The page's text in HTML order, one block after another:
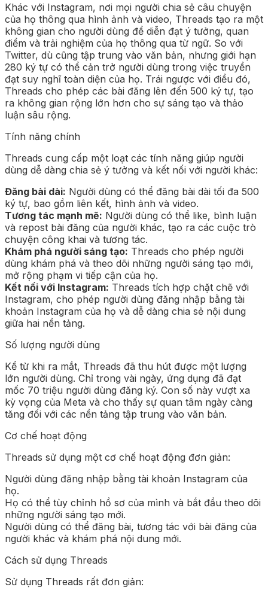
Khác với Instagram, nơi mọi người chia sẻ câu chuyện
của họ thông qua hình ảnh và video, Threads tạo ra một
không gian cho người dùng để diễn đạt ý tưởng, quan
điểm và trải nghiệm của họ thông qua từ ngữ. So với
Twitter, dù cũng tập trung vào văn bản, nhưng giới hạn
280 ký tự có thể cản trở người dùng trong việc truyền
đạt suy nghĩ toàn diện của họ. Trái ngược với điều đó,
Threads cho phép các bài đăng lên đến 500 ký tự, tạo
ra không gian rộng lớn hơn cho sự sáng tạo và thảo
luận sâu rộng.
Tính năng chính
Threads cung cấp một loạt các tính năng giúp người
dùng dễ dàng chia sẻ ý tưởng và kết nối với người khác:
Đăng bài dài: Người dùng có thể đăng bài dài tối đa 500
ký tự, bao gồm liên kết, hình ảnh và video.
Tương tác mạnh mẽ: Người dùng có thể like, bình luận
và repost bài đăng của người khác, tạo ra các cuộc trò
chuyện công khai và tương tác.
Khám phá người sáng tạo: Threads cho phép người
dùng khám phá và theo dõi những người sáng tạo mới,
mở rộng phạm vi tiếp cận của họ.
Kết nối với Instagram: Threads tích hợp chặt chẽ với
Instagram, cho phép người dùng đăng nhập bằng tài
khoản Instagram của họ và dễ dàng chia sẻ nội dung
giữa hai nền tảng.
Số lượng người dùng
Kể từ khi ra mắt, Threads đã thu hút được một lượng
lớn người dùng. Chỉ trong vài ngày, ứng dụng đã đạt
mốc 70 triệu người dùng đăng ký. Con số này vượt xa
kỳ vọng của Meta và cho thấy sự quan tâm ngày càng
tăng đối với các nền tảng tập trung vào văn bản.
Cơ chế hoạt động
Threads sử dụng một cơ chế hoạt động đơn giản:
Người dùng đăng nhập bằng tài khoản Instagram của
họ.
Họ có thể tùy chỉnh hồ sơ của mình và bắt đầu theo dõi
những người sáng tạo mới.
Người dùng có thể đăng bài, tương tác với bài đăng của
người khác và khám phá nội dung mới.
Cách sử dụng Threads
Sử dụng Threads rất đơn giản: